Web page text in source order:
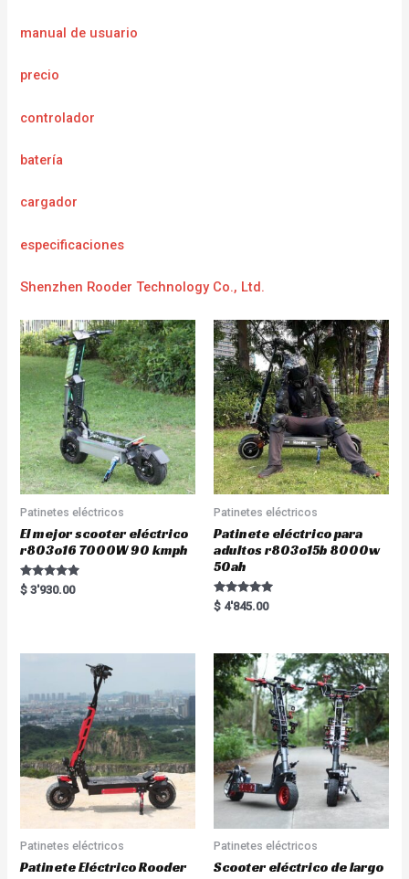
manual de usuario
precio
controlador
batería
cargador
especificaciones
Shenzhen Rooder Technology Co., Ltd.
Patinetes eléctricos
El mejor scooter eléctrico
r803o16 7000W 90 kmph
Rated
5.00
$ 3'930.00
Patinetes eléctricos
Patinete eléctrico para
adultos r803o15b 8000w
50ah
Rated
5.00
$ 4'845.00
Patinetes eléctricos
Patinete Eléctrico Rooder
Patinetes eléctricos
Scooter eléctrico de largo